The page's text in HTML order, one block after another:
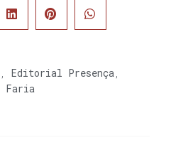
, Editorial Presença,
Faria